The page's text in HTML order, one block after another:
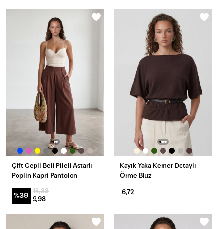
Çift Cepli Beli Pileli Astarlı
Poplin Kapri Pantolon
%39
16,38
9,98
Kayık Yaka Kemer Detaylı
Örme Bluz
6,72